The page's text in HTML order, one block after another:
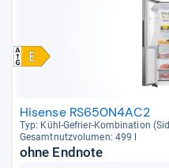
Hisense RS650N4AC2
Typ: Kühl-​Gefrier-​Kom­bi­na­tion
Gesamt­nutz­vo­lu­men: 499 l
ohne Endnote